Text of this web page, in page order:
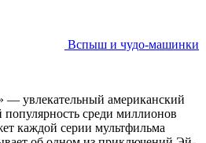
Вспыш и чудо-машинки
увлекательный американский
популярность среди миллионов
каждой серии мультфильма